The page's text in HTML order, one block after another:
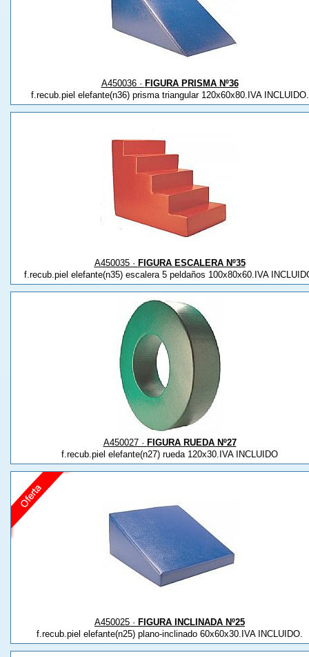
A450036 · FIGURA PRISMA Nº36
f.recub.piel elefante(n36) prisma triangular 120x60x80.IVA INCLUIDO.
A450035 · FIGURA ESCALERA Nº35
f.recub.piel elefante(n35) escalera 5 peldaños 100x80x60.IVA
A450027 · FIGURA RUEDA Nº27
f.recub.piel elefante(n27) rueda 120x30.IVA INCLUIDO
A450025 · FIGURA INCLINADA Nº25
f.recub.piel elefante(n25) plano-inclinado 60x60x30.IVA INCLUIDO.